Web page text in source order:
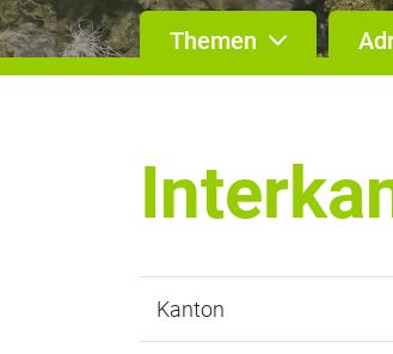
Themen
Kanton